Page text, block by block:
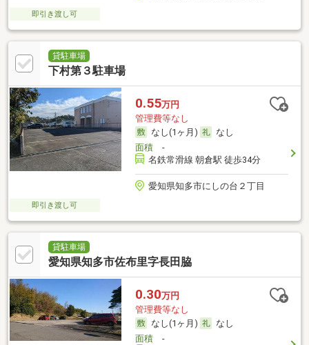
即引き渡し可
貸駐車場
下村第３駐車場
0.55万円
管理費等なし
なし(1ヶ月)
なし
面積-
名鉄常滑線 朝倉駅 徒歩34分
愛知県知多市にしの台２丁目
即引き渡し可
貸駐車場
愛知県知多市佐布里字長田脇
0.30万円
管理費等なし
なし(1ヶ月)
なし
面積-